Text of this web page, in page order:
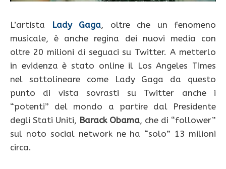
L’artista Lady Gaga, oltre che un fenomeno
musicale, è anche regina dei nuovi media con
oltre 20 milioni di seguaci su Twitter. A metterlo
in evidenza è stato online il Los Angeles Times
nel sottolineare come Lady Gaga da questo
punto di vista sovrasti su Twitter anche i
“potenti” del mondo a partire dal Presidente
degli Stati Uniti, Barack Obama, che di “follower”
sul noto social network ne ha “solo” 13 milioni
circa.